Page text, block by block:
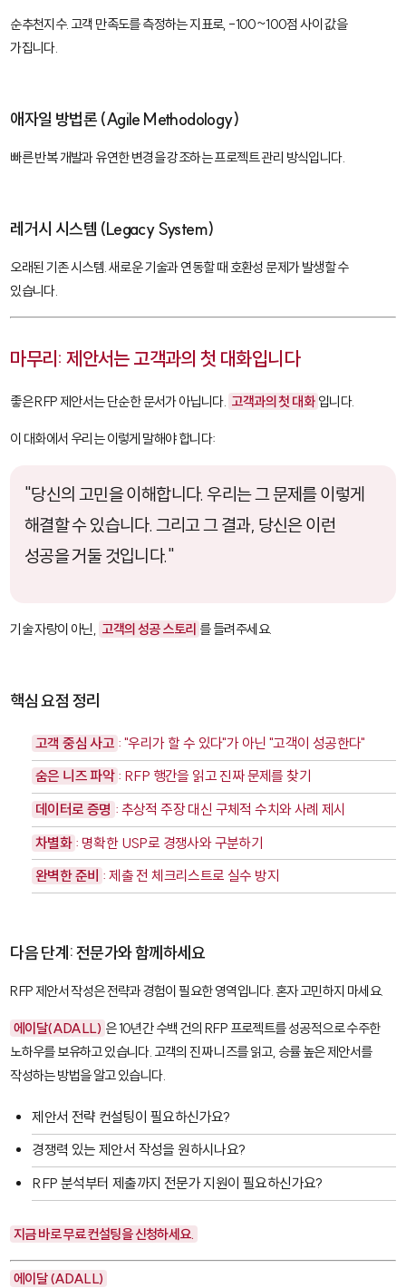
순추천지수. 고객 만족도를 측정하는 지표로, -100~100점 사이 값을
가집니다.
애자일 방법론 (Agile Methodology)
빠른 반복 개발과 유연한 변경을 강조하는 프로젝트 관리 방식입니다.
레거시 시스템 (Legacy System)
오래된 기존 시스템. 새로운 기술과 연동할 때 호환성 문제가 발생할 수
있습니다.
마무리: 제안서는 고객과의 첫 대화입니다
좋은 RFP 제안서는 단순한 문서가 아닙니다. 고객과의 첫 대화 입니다.
이 대화에서 우리는 이렇게 말해야 합니다:
"당신의 고민을 이해합니다. 우리는 그 문제를 이렇게
해결할 수 있습니다. 그리고 그 결과, 당신은 이런
성공을 거둘 것입니다."
기술 자랑이 아닌, 고객의 성공 스토리 를 들려주세요.
핵심 요점 정리
고객 중심 사고 : "우리가 할 수 있다"가 아닌 "고객이 성공한다"
숨은 니즈 파악 : RFP 행간을 읽고 진짜 문제를 찾기
데이터로 증명 : 추상적 주장 대신 구체적 수치와 사례 제시
차별화 : 명확한 USP로 경쟁사와 구분하기
완벽한 준비 : 제출 전 체크리스트로 실수 방지
다음 단계: 전문가와 함께하세요
RFP 제안서 작성은 전략과 경험이 필요한 영역입니다. 혼자 고민하지 마세요.
에이달(ADALL) 은 10년간 수백 건의 RFP 프로젝트를 성공적으로 수주한
노하우를 보유하고 있습니다. 고객의 진짜 니즈를 읽고, 승률 높은 제안서를
작성하는 방법을 알고 있습니다.
제안서 전략 컨설팅이 필요하신가요?
경쟁력 있는 제안서 작성을 원하시나요?
RFP 분석부터 제출까지 전문가 지원이 필요하신가요?
지금 바로 무료 컨설팅을 신청하세요.
에이달 (ADALL)